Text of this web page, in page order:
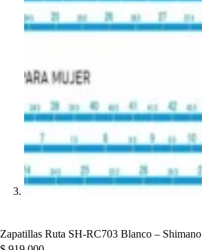
Zapatillas Ruta SH-RC703 Blanco – Shimano